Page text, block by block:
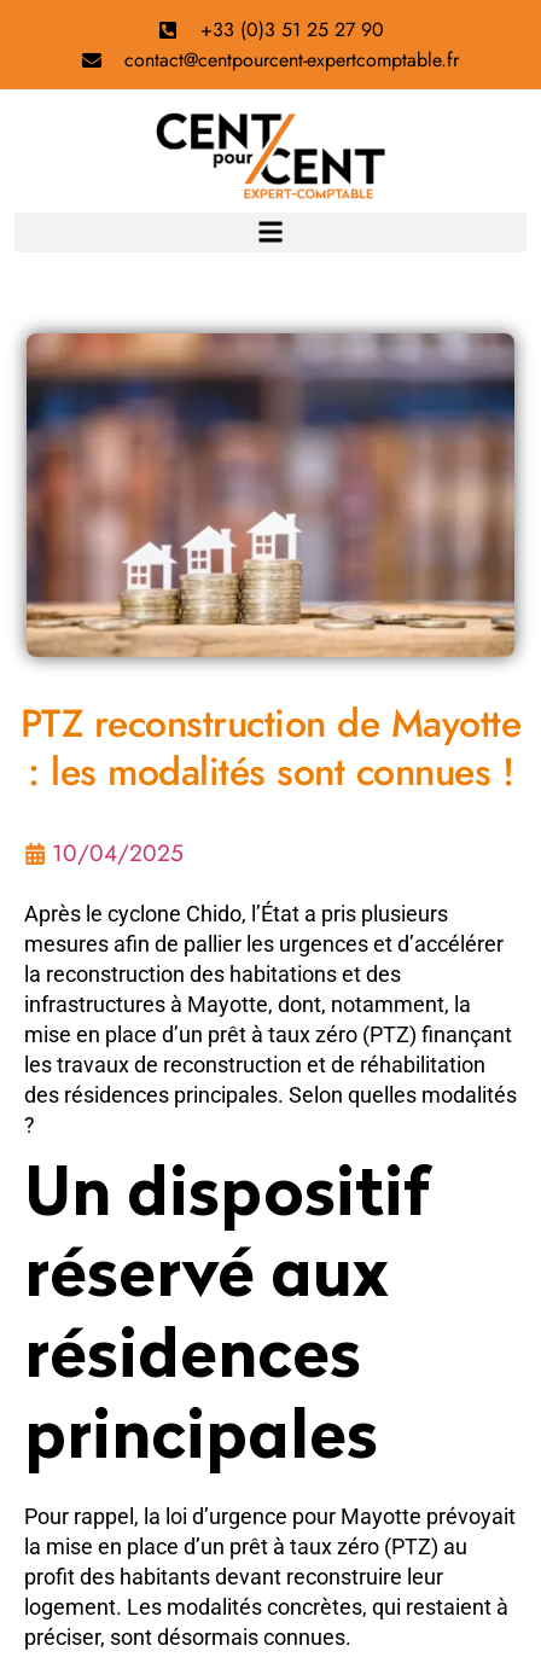
+33 (0)3 51 25 27 90
contact@centpourcent-expertcomptable.fr
PTZ reconstruction de Mayotte
: les modalités sont connues !
10/04/2025
Après le cyclone Chido, l’État a pris plusieurs
mesures afin de pallier les urgences et d’accélérer
la reconstruction des habitations et des
infrastructures à Mayotte, dont, notamment, la
mise en place d’un prêt à taux zéro (PTZ) finançant
les travaux de reconstruction et de réhabilitation
des résidences principales. Selon quelles modalités
?
Un dispositif
réservé aux
résidences
principales
Pour rappel, la loi d’urgence pour Mayotte prévoyait
la mise en place d’un prêt à taux zéro (PTZ) au
profit des habitants devant reconstruire leur
logement. Les modalités concrètes, qui restaient à
préciser, sont désormais connues.